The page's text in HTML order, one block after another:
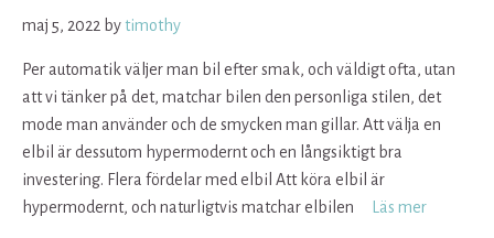
maj 5, 2022 bytimothy
Per automatik väljer man bil efter smak, och väldigt ofta, utan
att vi tänker på det, matchar bilen den personliga stilen, det
mode man använder och de smycken man gillar. Att välja en
elbil är dessutom hypermodernt och en långsiktigt bra
investering. Flera fördelar med elbil Att köra elbil är
hypermodernt, och naturligtvis matchar elbilen
Läs mer